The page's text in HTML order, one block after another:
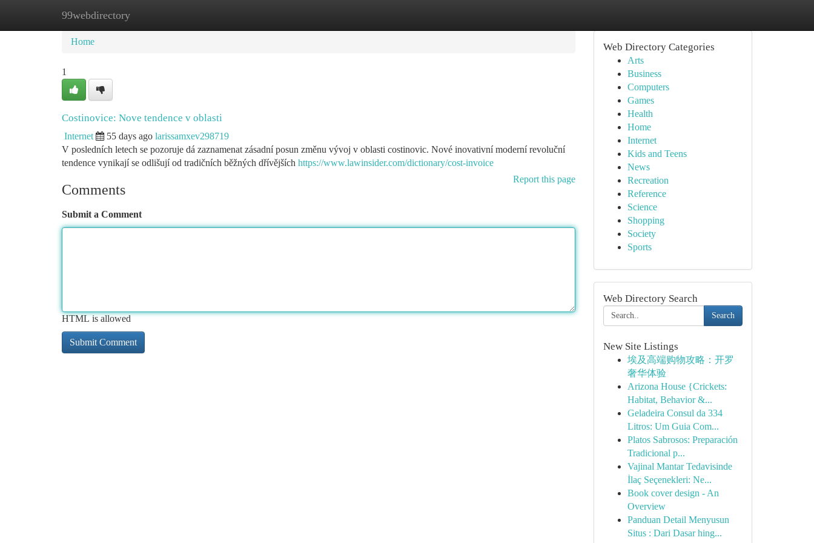
99webdirectory
Home New Site Listings
Home
1
Costinovice: Nove tendence v oblasti
Internet 55 days ago larissamxev298719
V posledních letech se pozoruje dá zaznamenat zásadní posun změnu vývoj v oblasti costinovic. Nové inovativní moderní revoluční
tendence vynikají se odlišují od tradičních běžných dřívějších https://www.lawinsider.com/dictionary/cost-invoice
Report this page
Comments
Submit a Comment
HTML is allowed
Web Directory Categories
Arts
Business
Computers
Games
Health
Home
Internet
Kids and Teens
News
Recreation
Reference
Science
Shopping
Society
Sports
Web Directory Search
Search
New Site Listings
埃及高端购物攻略：开罗
奢华体验
Arizona House {Crickets:
Habitat, Behavior &...
Geladeira Consul da 334
Litros: Um Guia Com...
Platos Sabrosos: Preparación
Tradicional p...
Vajinal Mantar Tedavisinde
İlaç Seçenekleri: Ne...
Book cover design - An
Overview
Panduan Detail Menyusun
Situs : Dari Dasar hing...